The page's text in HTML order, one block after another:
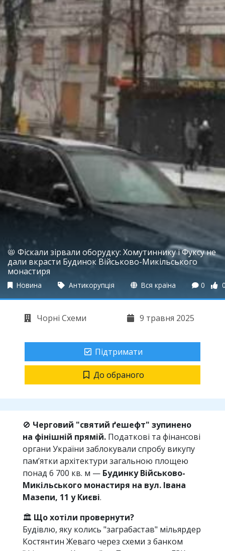
📛 Фіскали зірвали оборудку: Хомутиннику і Фуксу не
дали вкрасти Будинок Військово-Микільського
монастиря
Новина Антикорупція Вся країна 0
Чорні Схеми 9 травня 2025
Підтримати
До обраного
🚫 Черговий "святий ґешефт" зупинено
на фінішній прямій. Податкові та фінансові
органи України заблокували спробу викупу
пам’ятки архітектури загальною площею
понад 6 700 кв. м — Будинку Військово-
Микільського монастиря на вул. Івана
Мазепи, 11 у Києві.
🏛 Що хотіли провернути?
Будівлю, яку колись "заграбастав" мільярдер
Костянтин Жеваго через схеми з банком